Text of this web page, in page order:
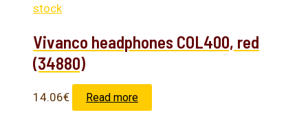
stock
Vivanco headphones COL400, red
(34880)
14.06€ Read more